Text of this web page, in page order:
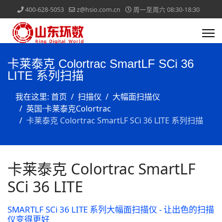
400-628-5053 z@hsio.com.cn 周一至周六 08:30-18:30
卡莱泰克 Colortrac SmartLF SCi 36
LITE 系列扫描
我在这里: 首页 扫描仪
大幅面扫描仪
英国·卡莱泰克Colortrac
卡莱泰克 Colortrac SmartLF SCi 36 LITE 系列扫描
卡莱泰克 Colortrac SmartLF
SCi 36 LITE
SMARTLF SCi 36 LITE 系列大幅面扫描仪 - 让出色的扫描
仪变得更好